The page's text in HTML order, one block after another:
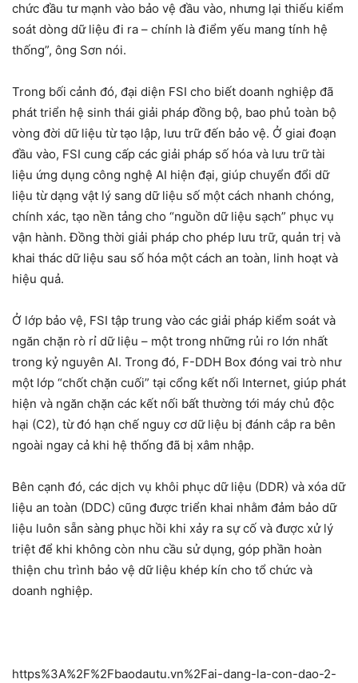
chức đầu tư mạnh vào bảo vệ đầu vào, nhưng lại thiếu kiểm
soát dòng dữ liệu đi ra – chính là điểm yếu mang tính hệ
thống”, ông Sơn nói.
Trong bối cảnh đó, đại diện FSI cho biết doanh nghiệp đã
phát triển hệ sinh thái giải pháp đồng bộ, bao phủ toàn bộ
vòng đời dữ liệu từ tạo lập, lưu trữ đến bảo vệ. Ở giai đoạn
đầu vào, FSI cung cấp các giải pháp số hóa và lưu trữ tài
liệu ứng dụng công nghệ AI hiện đại, giúp chuyển đổi dữ
liệu từ dạng vật lý sang dữ liệu số một cách nhanh chóng,
chính xác, tạo nền tảng cho “nguồn dữ liệu sạch” phục vụ
vận hành. Đồng thời giải pháp cho phép lưu trữ, quản trị và
khai thác dữ liệu sau số hóa một cách an toàn, linh hoạt và
hiệu quả.
Ở lớp bảo vệ, FSI tập trung vào các giải pháp kiểm soát và
ngăn chặn rò rỉ dữ liệu – một trong những rủi ro lớn nhất
trong kỷ nguyên AI. Trong đó, F-DDH Box đóng vai trò như
một lớp “chốt chặn cuối” tại cổng kết nối Internet, giúp phát
hiện và ngăn chặn các kết nối bất thường tới máy chủ độc
hại (C2), từ đó hạn chế nguy cơ dữ liệu bị đánh cắp ra bên
ngoài ngay cả khi hệ thống đã bị xâm nhập.
Bên cạnh đó, các dịch vụ khôi phục dữ liệu (DDR) và xóa dữ
liệu an toàn (DDC) cũng được triển khai nhằm đảm bảo dữ
liệu luôn sẵn sàng phục hồi khi xảy ra sự cố và được xử lý
triệt để khi không còn nhu cầu sử dụng, góp phần hoàn
thiện chu trình bảo vệ dữ liệu khép kín cho tổ chức và
doanh nghiệp.
https%3A%2F%2Fbaodautu.vn%2Fai-dang-la-con-dao-2-